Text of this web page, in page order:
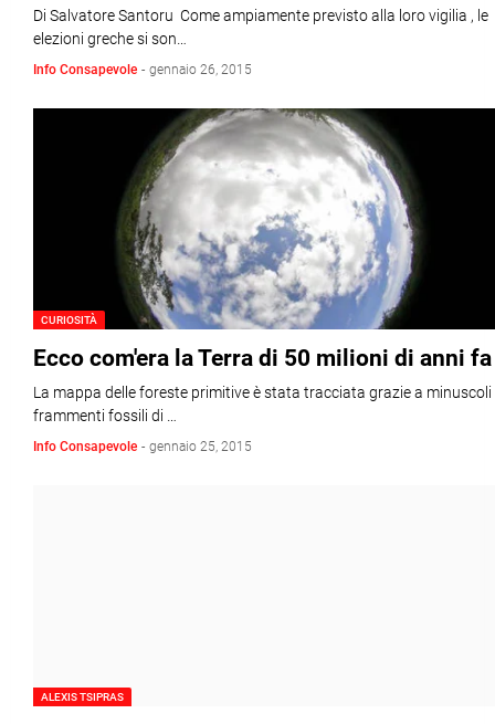
Di Salvatore Santoru Come ampiamente previsto alla loro vigilia , le
elezioni greche si son…
Info Consapevole - gennaio 26, 2015
CURIOSITÀ
Ecco com'era la Terra di 50 milioni di anni fa
La mappa delle foreste primitive è stata tracciata grazie a minuscoli
frammenti fossili di …
Info Consapevole - gennaio 25, 2015
ALEXIS TSIPRAS